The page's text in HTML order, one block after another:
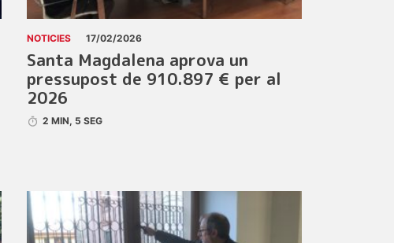
NOTICIES 17/02/2026
Santa Magdalena aprova un
pressupost de 910.897 € per al
2026
2 MIN, 5 SEG